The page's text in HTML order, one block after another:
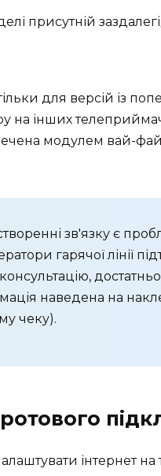
присутній
для версій із
на інших
модулем вай-
зв'язку є
гарячої лінії
наведена на
чеку).
інтернет на